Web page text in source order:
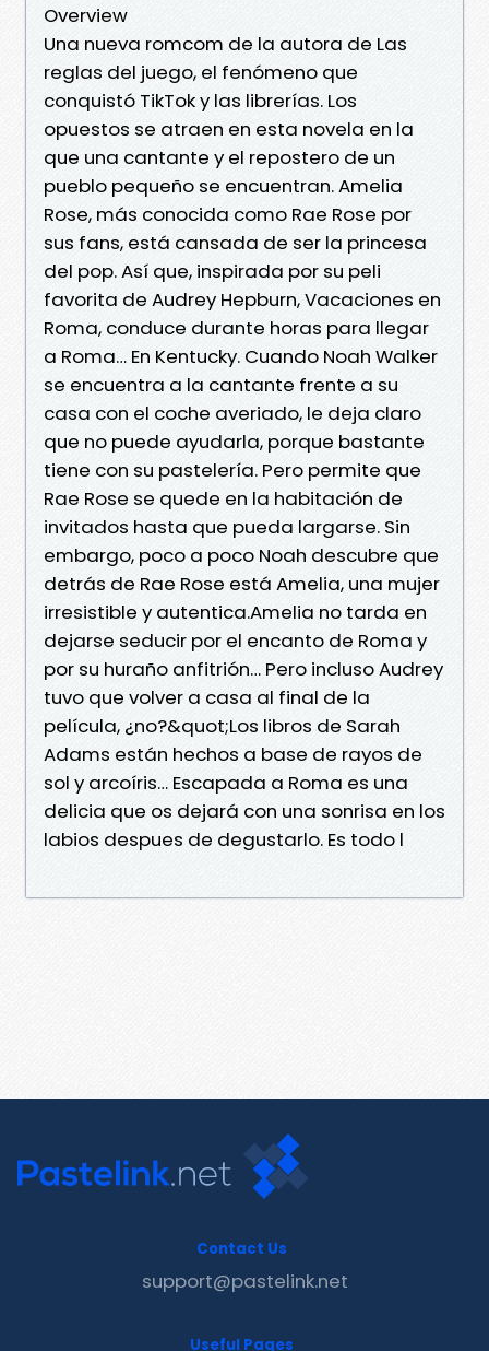
Overview
Una nueva romcom de la autora de Las
reglas del juego, el fenómeno que
conquistó TikTok y las librerías. Los
opuestos se atraen en esta novela en la
que una cantante y el repostero de un
pueblo pequeño se encuentran. Amelia
Rose, más conocida como Rae Rose por
sus fans, está cansada de ser la princesa
del pop. Así que, inspirada por su peli
favorita de Audrey Hepburn, Vacaciones en
Roma, conduce durante horas para llegar
a Roma… En Kentucky. Cuando Noah Walker
se encuentra a la cantante frente a su
casa con el coche averiado, le deja claro
que no puede ayudarla, porque bastante
tiene con su pastelería. Pero permite que
Rae Rose se quede en la habitación de
invitados hasta que pueda largarse. Sin
embargo, poco a poco Noah descubre que
detrás de Rae Rose está Amelia, una mujer
irresistible y autentica.Amelia no tarda en
dejarse seducir por el encanto de Roma y
por su huraño anfitrión… Pero incluso Audrey
tuvo que volver a casa al final de la
película, ¿no?&quot;Los libros de Sarah
Adams están hechos a base de rayos de
sol y arcoíris… Escapada a Roma es una
delicia que os dejará con una sonrisa en los
labios despues de degustarlo. Es todo l
Contact Us
support@pastelink.net
Useful Pages